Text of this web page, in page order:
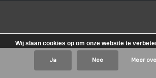
Wij slaan cookies op om onze website te
Ja Nee Meer